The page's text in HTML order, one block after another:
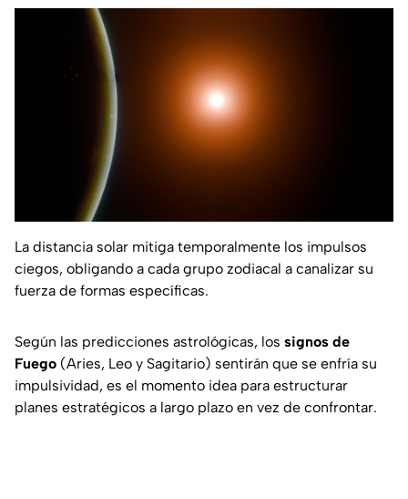
La distancia solar mitiga temporalmente los impulsos
ciegos, obligando a cada grupo zodiacal a canalizar su
fuerza de formas específicas.
Según las predicciones astrológicas, los signos de
Fuego (Aries, Leo y Sagitario) sentirán que se enfría su
impulsividad, es el momento idea para estructurar
planes estratégicos a largo plazo en vez de confrontar.